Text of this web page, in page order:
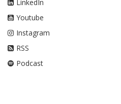
LinkedIn
Youtube
Instagram
RSS
Podcast